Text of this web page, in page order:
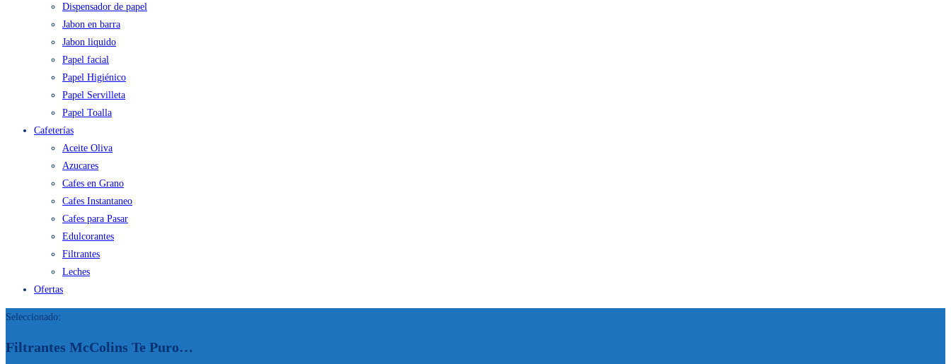
Dispensador de papel
Jabon en barra
Jabon liquido
Papel facial
Papel Higiénico
Papel Servilleta
Papel Toalla
Cafeterías
Aceite Oliva
Azucares
Cafes en Grano
Cafes Instantaneo
Cafes para Pasar
Edulcorantes
Filtrantes
Leches
Ofertas
Seleccionado:
Filtrantes McColins Te Puro…